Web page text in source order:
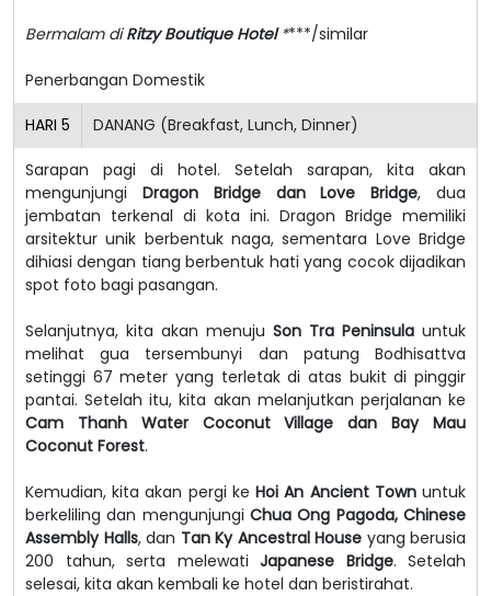
Bermalam diRitzy Boutique Hotel****/similar
Penerbangan Domestik
HARI 5 DANANG (Breakfast, Lunch, Dinner)
Sarapan pagi di hotel. Setelah sarapan, kita akan
mengunjungi Dragon Bridge dan Love Bridge, dua
jembatan terkenal di kota ini. Dragon Bridge memiliki
arsitektur unik berbentuk naga, sementara Love Bridge
dihiasi dengan tiang berbentuk hati yang cocok dijadikan
spot foto bagi pasangan.
Selanjutnya, kita akan menuju Son Tra Peninsula untuk
melihat gua tersembunyi dan patung Bodhisattva
setinggi 67 meter yang terletak di atas bukit di pinggir
pantai. Setelah itu, kita akan melanjutkan perjalanan ke
Cam Thanh Water Coconut Village dan Bay Mau
Coconut Forest.
Kemudian, kita akan pergi keHoi An Ancient Townuntuk
berkeliling dan mengunjungi Chua Ong Pagoda, Chinese
Assembly Halls, dan Tan Ky Ancestral House yang berusia
200 tahun, serta melewati Japanese Bridge. Setelah
selesai, kita akan kembali ke hotel dan beristirahat.